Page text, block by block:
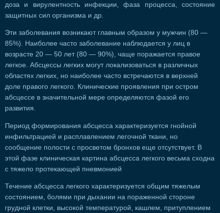
доза и вирулентность инфекции, фаза процесса, состояние
защитных сил организма и др.
Эти заболевания возникают главным образом у мужчин (80 —
85%). Наиболее часто заболевание наблюдается у лиц в
возрасте 20 — 50 лет (80 — 90%), чаще поражается правое
легкое. Абсцессы легких могут локализоваться в различных
областях легких, но наиболее часто встречаются в верхней
доле правого легкого. Клинические проявления при остром
абсцессе в значительной мере определяются фазой его
развития.
Период формирования абсцесса характеризуется гнойной
инфильтрацией и расплавлением легочной ткани, но
сообщение полости с просветом бронхов еще отсутствует. В
этой фазе клиническая картина абсцесса легкого весьма сходна
с тяжело протекающей пневмонией
Течение абсцесса легкого характеризуется общим тяжелым
состоянием, болями при дыхании на пораженной стороне
грудной клетки, высокой температурой, кашлем, притуплением